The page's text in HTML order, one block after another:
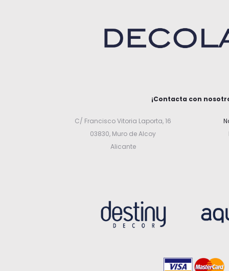
¡Contacta con
C/ Francisco Vitoria Laporta, 16
03830, Muro de Alcoy
Alicante